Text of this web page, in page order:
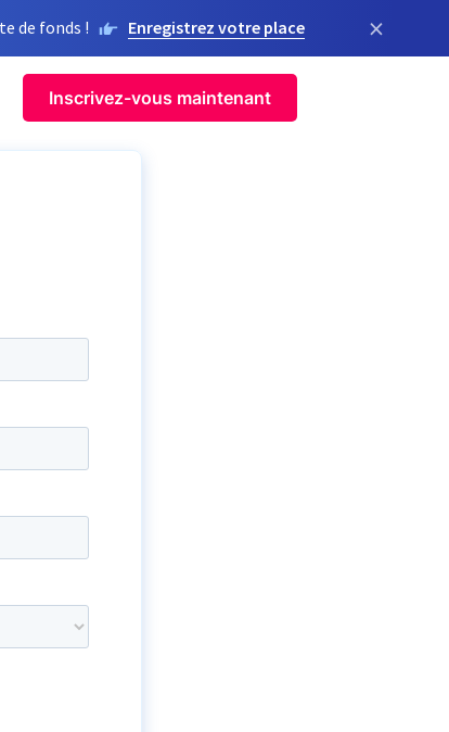
de fonds ! Enregistrez votre place ×
Inscrivez-vous maintenant